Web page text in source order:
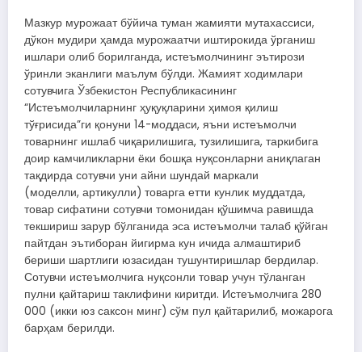
Мазкур мурожаат бўйича туман жамияти мутахассиси,
дўкон мудири ҳамда мурожаатчи иштирокида ўрганиш
ишлари олиб борилганда, истеъмолчининг эътирози
ўринли эканлиги маълум бўлди. Жамият ходимлари
сотувчига Ўзбекистон Республикасининг
“Истеъмолчиларнинг ҳуқуқларини ҳимоя қилиш
тўғрисида”ги қонуни 14-моддаси, яъни истеъмолчи
товарнинг ишлаб чиқарилишига, тузилишига, таркибига
доир камчиликларни ёки бошқа нуқсонларни аниқлаган
тақдирда сотувчи уни айни шундай маркали
(моделли, артикулли) товарга етти кунлик муддатда,
товар сифатини сотувчи томонидан қўшимча равишда
текшириш зарур бўлганида эса истеъмолчи талаб қўйган
пайтдан эътиборан йигирма кун ичида алмаштириб
бериши шартлиги юзасидан тушунтиришлар бердилар.
Сотувчи истеъмолчига нуқсонли товар учун тўланган
пулни қайтариш таклифини киритди. Истеъмолчига 280
000 (икки юз саксон минг) сўм пул қайтарилиб, можарога
барҳам берилди.